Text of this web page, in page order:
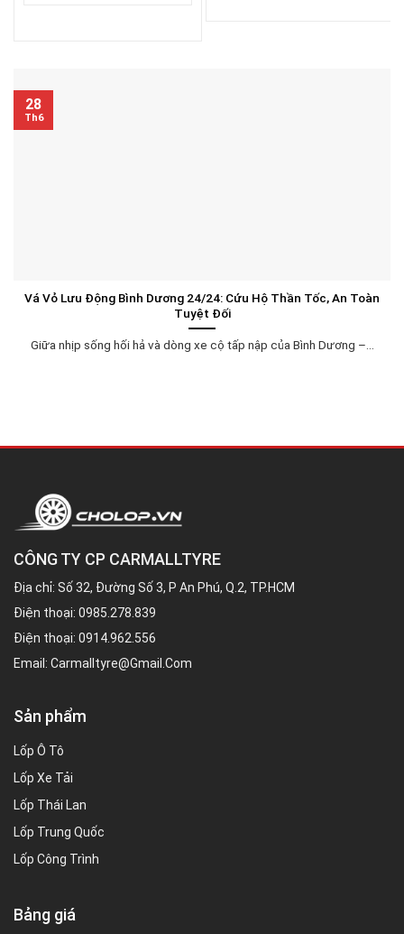
Vá Vỏ Lưu Động Bình Dương 24/24: Cứu Hộ Thần Tốc, An Toàn
Tuyệt Đối
Giữa nhịp sống hối hả và dòng xe cộ tấp nập của Bình Dương –...
28
Th6
CÔNG TY CP CARMALLTYRE
Địa chỉ: Số 32, Đường Số 3, P An Phú, Q.2, TP.HCM
Điện thoại: 0985.278.839
Điện thoại: 0914.962.556
Email: Carmalltyre@gmail.com
Sản phẩm
Lốp Ô Tô
Lốp Xe Tải
Lốp Thái Lan
Lốp Trung Quốc
Lốp Công Trình
Bảng giá